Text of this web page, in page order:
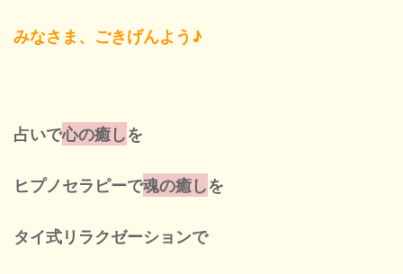
みなさま、ごきげんよう♪
占いで心の癒しを
ヒプノセラピーで魂の癒しを
タイ式リラクゼーションで